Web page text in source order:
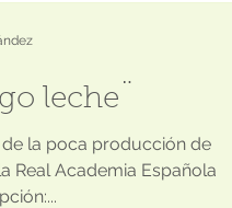
leche¨
la poca producción de
Real Academia Española